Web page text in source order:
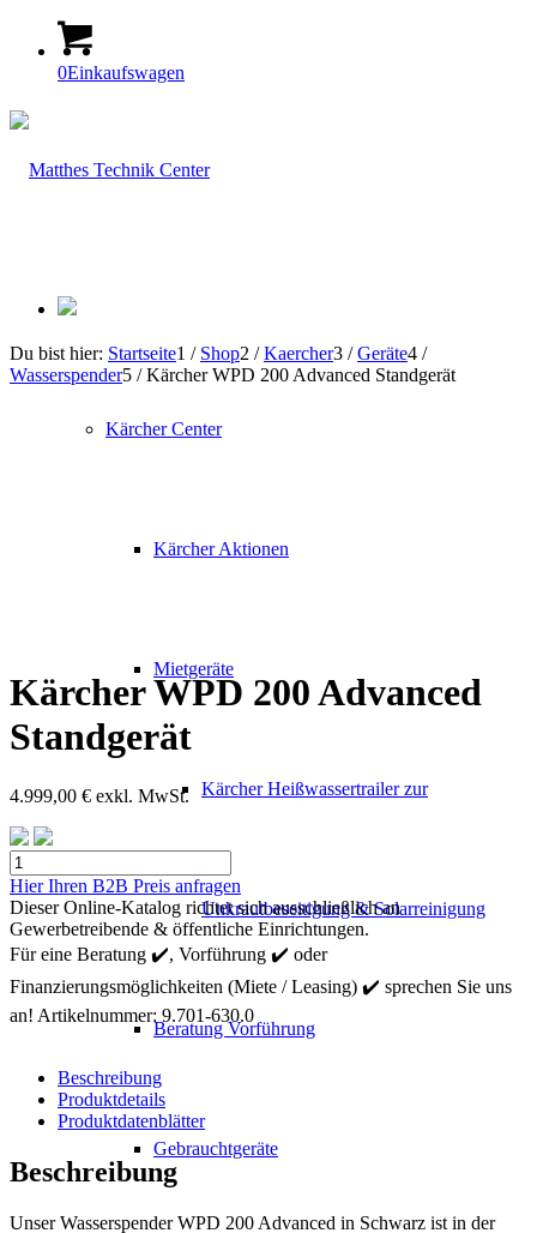
0Einkaufswagen
Kärcher Center
Kärcher Aktionen
Mietgeräte
Kärcher Heißwassertrailer zur
Unkrautbeseitigung & Solarreinigung
Beratung Vorführung
Gebrauchtgeräte
Du bist hier: Startseite1 / Shop2 / Kaercher3 / Geräte4 /
Wasserspender5 / Kärcher WPD 200 Advanced Standgerät
Kärcher WPD 200 Advanced
Standgerät
4.999,00 € exkl. MwSt.
Kärcher
WPD
200
Advanced
Standgerät
Menge
Hier Ihren B2B Preis anfragen
Dieser Online-Katalog richtet sich ausschließlich an
Gewerbetreibende & öffentliche Einrichtungen.
Für eine Beratung ✔️, Vorführung ✔️ oder
Finanzierungsmöglichkeiten (Miete / Leasing) ✔️ sprechen Sie uns
an! Artikelnummer: 9.701-630.0
Beschreibung
Produktdetails
Produktdatenblätter
Beschreibung
Unser Wasserspender WPD 200 Advanced in Schwarz ist in der